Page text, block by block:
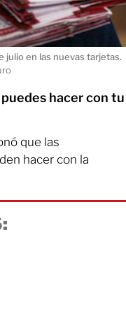
julio en las nuevas tarjetas.
hacer con tu
que las
hacer con la